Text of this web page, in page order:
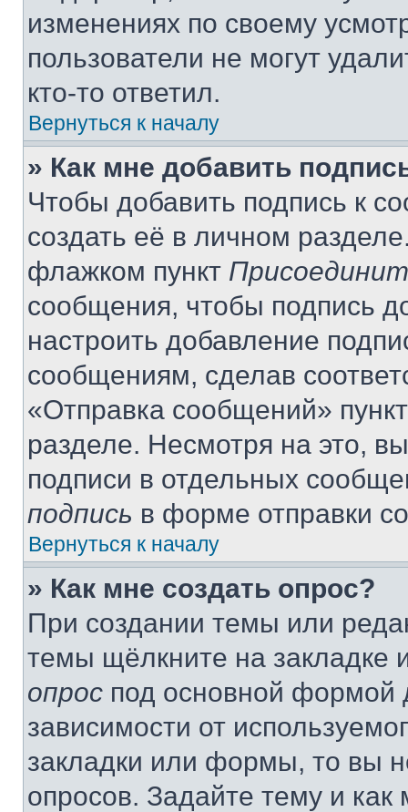
изменениях по своему
пользователи не могут
кто-то ответил.
Вернуться к началу
» Как мне добавить
Чтобы добавить подпись к
создать её в личном
флажком пункт
сообщения, чтобы подпись
настроить добавление
сообщениям, сделав
«Отправка сообщений»
разделе. Несмотря на это,
подписи в отдельных
подпись в форме отправки
Вернуться к началу
» Как мне создать опрос?
При создании темы или
темы щёлкните на
опрос под основной формой
зависимости от
закладки или формы, то вы
опросов. Задайте тему и